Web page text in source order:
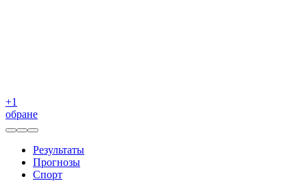
+1
обране
Результаты
Прогнозы
Спорт